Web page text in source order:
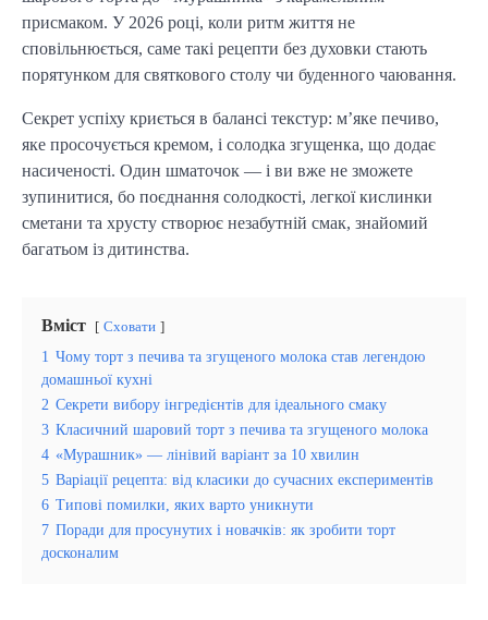
присмаком. У 2026 році, коли ритм життя не
сповільнюється, саме такі рецепти без духовки стають
порятунком для святкового столу чи буденного чаювання.
Секрет успіху криється в балансі текстур: м’яке печиво,
яке просочується кремом, і солодка згущенка, що додає
насиченості. Один шматочок — і ви вже не зможете
зупинитися, бо поєднання солодкості, легкої кислинки
сметани та хрусту створює незабутній смак, знайомий
багатьом із дитинства.
Вміст Сховати
1 Чому торт з печива та згущеного молока став легендою
домашньої кухні
2 Секрети вибору інгредієнтів для ідеального смаку
3 Класичний шаровий торт з печива та згущеного молока
4 «Мурашник» — лінівий варіант за 10 хвилин
5 Варіації рецепта: від класики до сучасних експериментів
6 Типові помилки, яких варто уникнути
7 Поради для просунутих і новачків: як зробити торт
досконалим